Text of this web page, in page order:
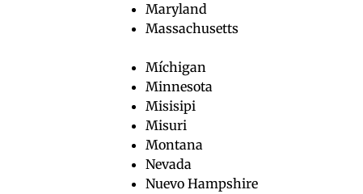
Maryland
Massachusetts
Míchigan
Minnesota
Misisipi
Misuri
Montana
Nevada
Nuevo Hampshire